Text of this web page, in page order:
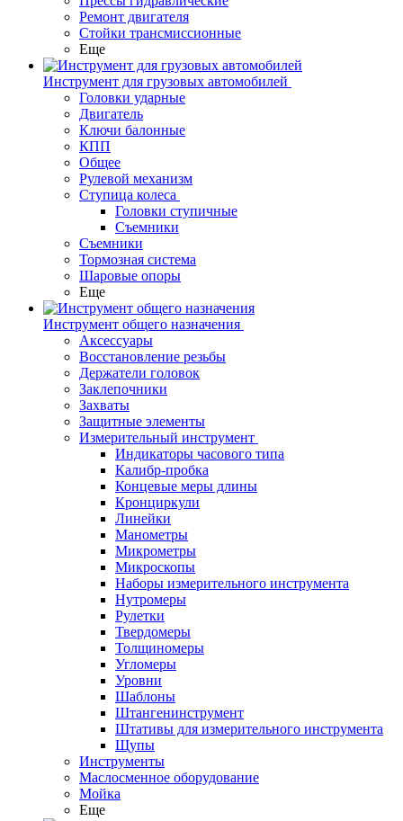
Ремонт двигателя
Стойки трансмиссионные
Еще
Инструмент для грузовых автомобилей
Головки ударные
Двигатель
Ключи балонные
КПП
Общее
Рулевой механизм
Ступица колеса
Головки ступичные
Съемники
Съемники
Тормозная система
Шаровые опоры
Еще
Инструмент общего назначения
Аксессуары
Восстановление резьбы
Держатели головок
Заклепочники
Захваты
Защитные элементы
Измерительный инструмент
Индикаторы часового типа
Калибр-пробка
Концевые меры длины
Кронциркули
Линейки
Манометры
Микрометры
Микроскопы
Наборы измерительного инструмента
Нутромеры
Рулетки
Твердомеры
Толщиномеры
Угломеры
Уровни
Шаблоны
Штангенинструмент
Штативы для измерительного инструмента
Щупы
Инструменты
Маслосменное оборудование
Мойка
Еще